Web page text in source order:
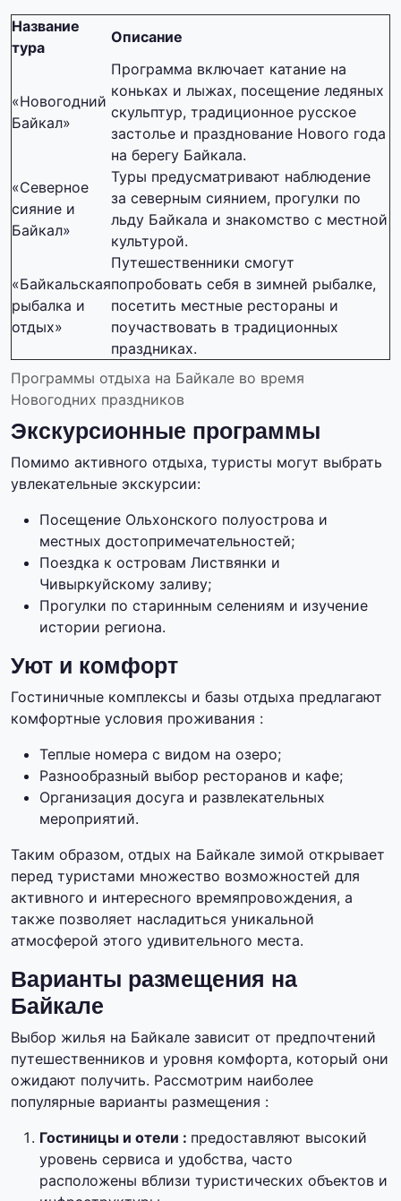
Программы отдыха на Байкале во время
Новогодних праздников
Название
тура
Описание
«Новогодний
Байкал»
Программа включает катание на
коньках и лыжах, посещение ледяных
скульптур, традиционное русское
застолье и празднование Нового года
на берегу Байкала.
«Северное
сияние и
Байкал»
Туры предусматривают наблюдение
за северным сиянием, прогулки по
льду Байкала и знакомство с местной
культурой.
«Байкальская
рыбалка и
отдых»
Путешественники смогут
попробовать себя в зимней рыбалке,
посетить местные рестораны и
поучаствовать в традиционных
праздниках.
Экскурсионные программы
Помимо активного отдыха, туристы могут выбрать
увлекательные экскурсии:
Посещение Ольхонского полуострова и
местных достопримечательностей;
Поездка к островам Листвянки и
Чивыркуйскому заливу;
Прогулки по старинным селениям и изучение
истории региона.
Уют и комфорт
Гостиничные комплексы и базы отдыха предлагают
комфортные условия проживания :
Теплые номера с видом на озеро;
Разнообразный выбор ресторанов и кафе;
Организация досуга и развлекательных
мероприятий.
Таким образом, отдых на Байкале зимой открывает
перед туристами множество возможностей для
активного и интересного времяпровождения, а
также позволяет насладиться уникальной
атмосферой этого удивительного места.
Варианты размещения на
Байкале
Выбор жилья на Байкале зависит от предпочтений
путешественников и уровня комфорта, который они
ожидают получить. Рассмотрим наиболее
популярные варианты размещения :
Гостиницы и отели : предоставляют высокий
уровень сервиса и удобства, часто
расположены вблизи туристических объектов и